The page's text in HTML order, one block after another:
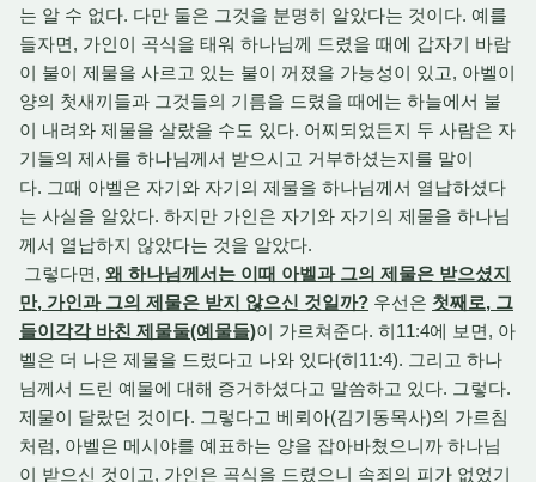
는 알 수 없다. 다만 둘은 그것을 분명히 알았다는 것이다. 예를
들자면, 가인이 곡식을 태워 하나님께 드렸을 때에 갑자기 바람
이 불이 제물을 사르고 있는 불이 꺼졌을 가능성이 있고, 아벨이
양의 첫새끼들과 그것들의 기름을 드렸을 때에는 하늘에서 불
이 내려와 제물을 살랐을 수도 있다. 어찌되었든지 두 사람은 자
기들의 제사를 하나님께서 받으시고 거부하셨는지를 말이
다. 그때 아벨은 자기와 자기의 제물을 하나님께서 열납하셨다
는 사실을 알았다. 하지만 가인은 자기와 자기의 제물을 하나님
께서 열납하지 않았다는 것을 알았다.
그렇다면, 왜 하나님께서는 이때 아벨과 그의 제물은 받으셨지
만, 가인과 그의 제물은 받지 않으신 것일까? 우선은 첫째로, 그
들이각각 바친 제물둘(예물들)이 가르쳐준다. 히11:4에 보면, 아
벨은 더 나은 제물을 드렸다고 나와 있다(히11:4). 그리고 하나
님께서 드린 예물에 대해 증거하셨다고 말씀하고 있다. 그렇다.
제물이 달랐던 것이다. 그렇다고 베뢰아(김기동목사)의 가르침
처럼, 아벨은 메시야를 예표하는 양을 잡아바쳤으니까 하나님
이 받으신 것이고, 가인은 곡식을 드렸으니 속죄의 피가 없었기